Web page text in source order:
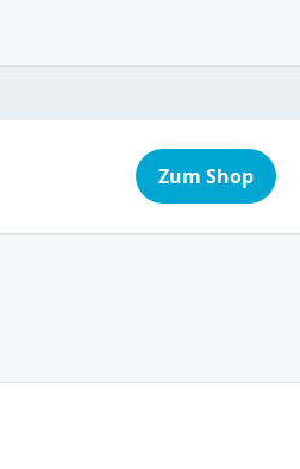
Zum Shop